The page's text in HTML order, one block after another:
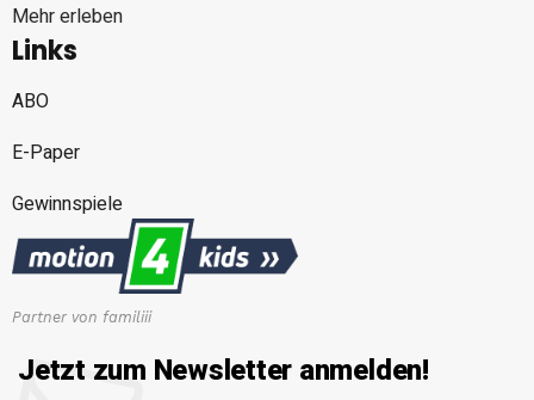
Mehr erleben
Links
ABO
E-Paper
Gewinnspiele
Partner von familiii
Jetzt zum Newsletter anmelden!